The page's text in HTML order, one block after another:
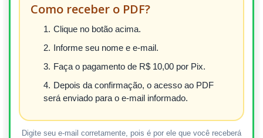
Como receber o PDF?
Clique no botão acima.
Informe seu nome e e-mail.
Faça o pagamento de R$ 10,00 por Pix.
Depois da confirmação, o acesso ao PDF
será enviado para o e-mail informado.
Digite seu e-mail corretamente, pois é por ele que você receberá